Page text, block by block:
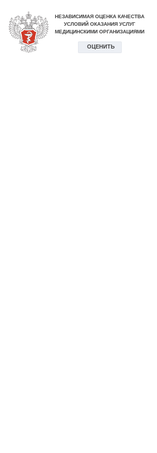
НЕЗАВИСИМАЯ ОЦЕНКА КАЧЕСТВА
УСЛОВИЙ ОКАЗАНИЯ УСЛУГ
МЕДИЦИНСКИМИ ОРГАНИЗАЦИЯМИ
ОЦЕНИТЬ